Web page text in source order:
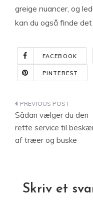
greige nuancer, og
kan du også finde det
FACEBOOK
PINTEREST
Sådan vælger du den
rette service til
af træer og buske
Skriv et